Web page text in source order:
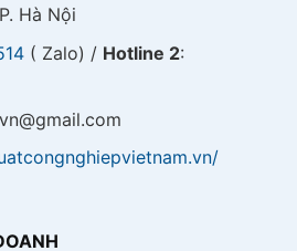
Hà Nội
( Zalo) / Hotline 2: